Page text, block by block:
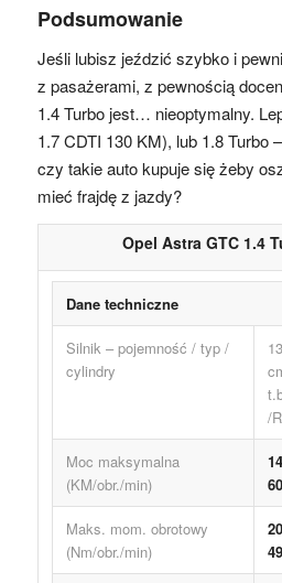
Podsumowanie
Jeśli lubisz jeździć szybko i
z pasażerami, z pewnością
1.4 Turbo jest… nieoptymalny.
1.7 CDTI 130 KM), lub 1.8 Turbo
czy takie auto kupuje się żeby
mieć frajdę z jazdy?
Opel Astra GTC 1.4
Dane techniczne
Silnik – pojemność / typ /
cylindry
/
Moc maksymalna
(KM/obr./min)
Maks. mom. obrotowy
(Nm/obr./min)